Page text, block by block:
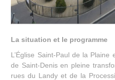
La situation et le programme
L’Église Saint-Paul de la
de Saint-Denis en pleine
rues du Landy et de la